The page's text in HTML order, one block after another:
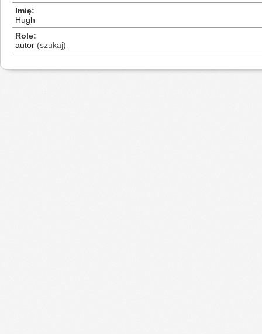
Imię
Hugh
Role
autor (szukaj)